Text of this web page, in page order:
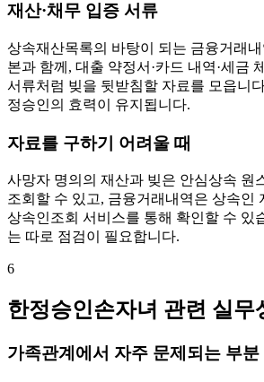
재산·채무 입증 서류
상속재산목록의 바탕이 되는 금융거래
본과 함께, 대출 약정서·카드 내역·세금
서류처럼 빚을 뒷받침할 자료를 모읍니
정승인의 효력이 유지됩니다.
자료를 구하기 어려울 때
사망자 명의의 재산과 빚은 안심상속 원
조회할 수 있고, 금융거래내역은 상속인
상속인조회 서비스를 통해 확인할 수 있
는 따로 점검이 필요합니다.
6
한정승인손자녀 관련 실무
가족관계에서 자주 문제되는 부분